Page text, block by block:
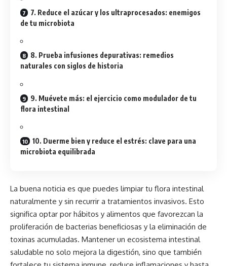
7. Reduce el azúcar y los ultraprocesados: enemigos
de tu microbiota
8. Prueba infusiones depurativas: remedios
naturales con siglos de historia
9. Muévete más: el ejercicio como modulador de tu
flora intestinal
10. Duerme bien y reduce el estrés: clave para una
microbiota equilibrada
La buena noticia es que puedes limpiar tu flora intestinal
naturalmente y sin recurrir a tratamientos invasivos. Esto
significa optar por hábitos y alimentos que favorezcan la
proliferación de bacterias beneficiosas y la eliminación de
toxinas acumuladas. Mantener un ecosistema intestinal
saludable no solo mejora la digestión, sino que también